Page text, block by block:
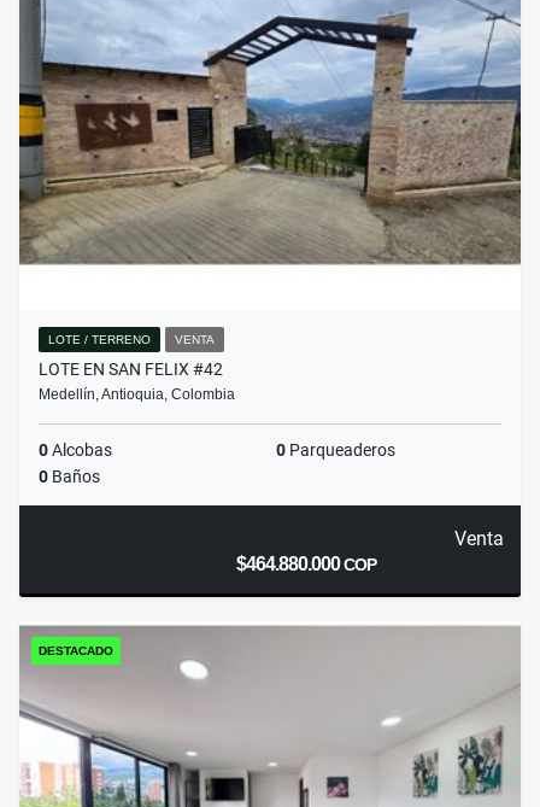
LOTE / TERRENO VENTA
LOTE EN SAN FELIX #42
Medellín, Antioquia, Colombia
0Alcobas 0 Parqueaderos
0 Baños
Venta
$464.880.000COP
DESTACADO